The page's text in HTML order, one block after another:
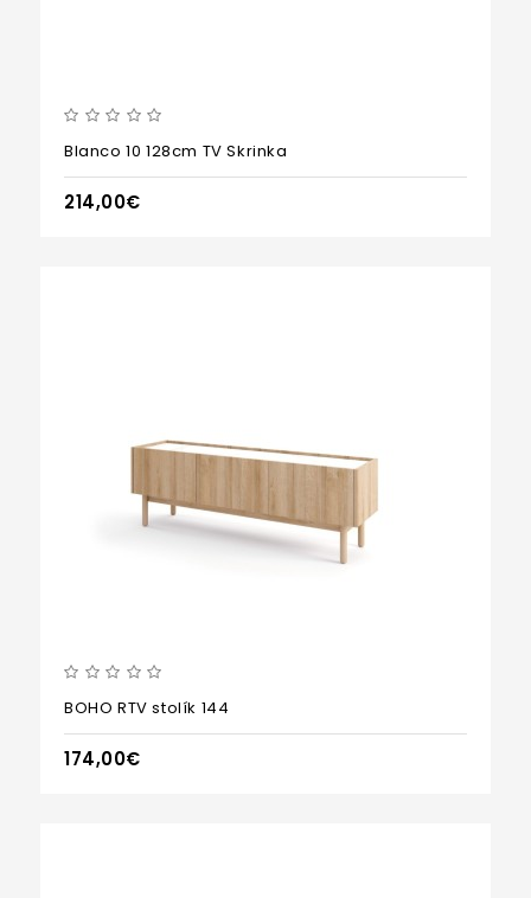
Blanco 10 128cm TV Skrinka
214,00€
BOHO RTV stolík 144
174,00€